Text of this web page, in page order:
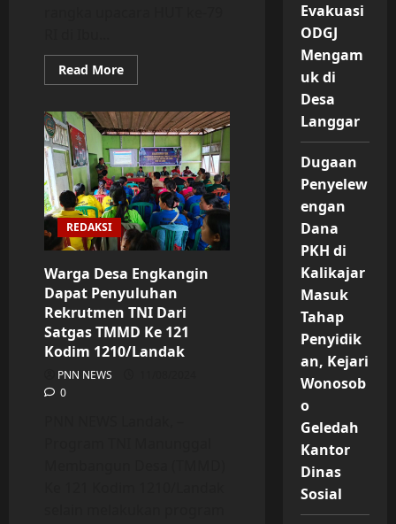
Read MoreRead
more
Polri
Amankan
Upacara
HUT
ke-
79
RI
di
IKN
REDAKSI
Warga Desa Engkangin
Dapat Penyuluhan
Rekrutmen TNI Dari
Satgas TMMD Ke 121
Kodim 1210/Landak
PNN NEWS
0
Evakuasi
ODGJ
Mengam
uk di
Desa
Langgar
Dugaan
Penyelew
engan
Dana
PKH di
Kalikajar
Masuk
Tahap
Penyidik
an, Kejari
Wonosob
o
Geledah
Kantor
Dinas
Sosial